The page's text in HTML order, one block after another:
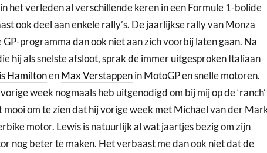
het verleden al verschillende keren in een Formule 1-bolide
ook deel aan enkele rally’s. De jaarlijkse rally van Monza
programma dan ook niet aan zich voorbij laten gaan. Na
hij als snelste afsloot, sprak de immer uitgesproken Italiaan
HamiltonenMax Verstappenin MotoGP en snelle motoren.
week nogmaals heb uitgenodigd om bij mij op de ‘ranch’
mooi om te zien dat hij vorige week met Michael van der
motor. Lewis is natuurlijk al wat jaartjes bezig om zijn
nog beter te maken. Het verbaast me dan ook niet dat de